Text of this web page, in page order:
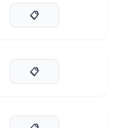
📋
📋